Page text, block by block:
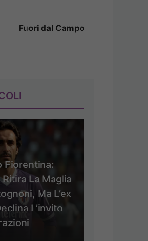
Fuori dal Campo
Fiorentina:
La Maglia
Ma L’ex
L’invito